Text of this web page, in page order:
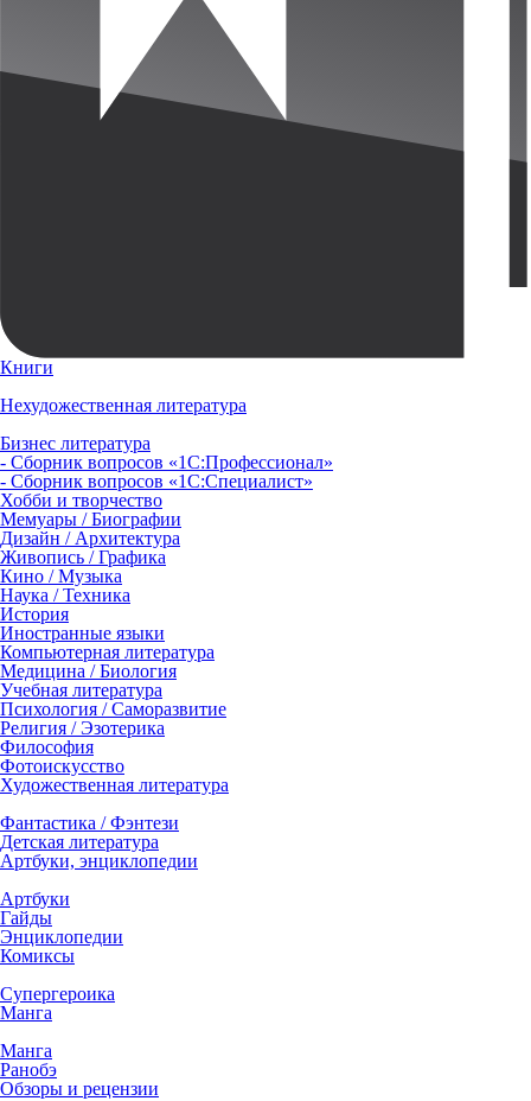
Книги
Нехудожественная литература
Бизнес литература
- Сборник вопросов «1С:Профессионал»
- Сборник вопросов «1С:Специалист»
Хобби и творчество
Мемуары / Биографии
Дизайн / Архитектура
Живопись / Графика
Кино / Музыка
Наука / Техника
История
Иностранные языки
Компьютерная литература
Медицина / Биология
Учебная литература
Психология / Саморазвитие
Религия / Эзотерика
Философия
Фотоискусство
Художественная литература
Фантастика / Фэнтези
Детская литература
Артбуки, энциклопедии
Артбуки
Гайды
Энциклопедии
Комиксы
Супергероика
Манга
Манга
Ранобэ
Обзоры и рецензии